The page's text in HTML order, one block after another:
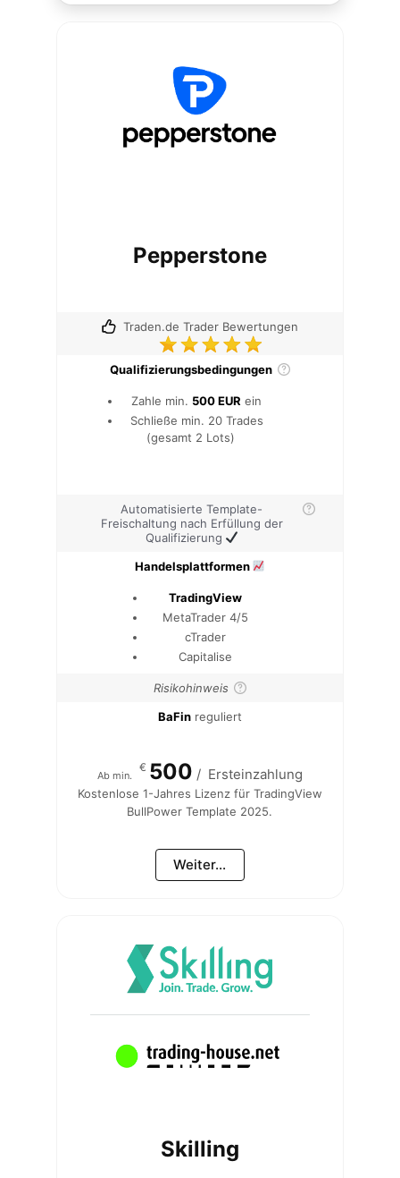
Pepperstone
Traden.de Trader Bewertungen
Qualifizierungsbedingungen
Zahle min. 500 EUR ein
Schließe min. 20 Trades
(gesamt 2 Lots)
Automatisierte Template-
Freischaltung nach Erfüllung der
Qualifizierung
Handelsplattformen
TradingView
MetaTrader 4/5
cTrader
Capitalise
Risikohinweis
BaFinreguliert
Ab min.
€ 500 / Ersteinzahlung
Kostenlose 1-Jahres Lizenz für TradingView
BullPower Template 2025.
Weiter...
Skilling